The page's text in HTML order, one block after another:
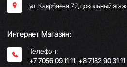
ул. Каирбаева 72, цокольный этаж
Интернет Магазин:
Телефон:
+7 7056 09 11 11; +8 7182 90 31 11